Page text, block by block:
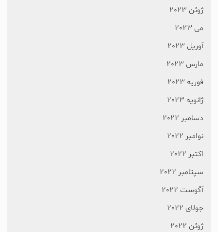
ژوئن 2023
می 2023
آوریل 2023
مارس 2023
فوریه 2023
ژانویه 2023
دسامبر 2022
نوامبر 2022
اکتبر 2022
سپتامبر 2022
آگوست 2022
جولای 2022
ژوئن 2022